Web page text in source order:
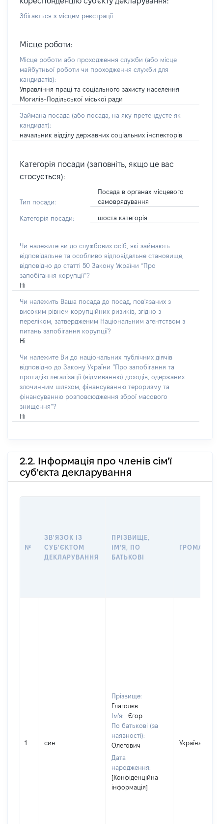
Збігається з місцем реєстрації
Місце роботи:
Місце роботи або проходження служби (або місце
майбутньої роботи чи проходження служби для
кандидатів):
Управління праці та соціального захисту населення
Могилів-Подільської міської ради
Займана посада (або посада, на яку претендуєте як
кандидат):
начальник відділу державних соціальних інспекторів
Категорія посади (заповніть, якщо це вас
стосується):
Тип посади:
Посада в органах місцевого
самоврядування
Категорія посади: шоста категорія
Чи належите ви до службових осіб, які займають
відповідальне та особливо відповідальне становище,
відповідно до статті 50 Закону України “Про
запобігання корупції”?
Ні
Чи належить Ваша посада до посад, пов'язаних з
високим рівнем корупційних ризиків, згідно з
переліком, затвердженим Національним агентством з
питань запобігання корупції?
Ні
Чи належите Ви до національних публічних діячів
відповідно до Закону України “Про запобігання та
протидію легалізації (відмиванню) доходів, одержаних
злочинним шляхом, фінансуванню тероризму та
фінансуванню розповсюдження зброї масового
знищення”?
Ні
2.2. Інформація про членів сім'ї
суб'єкта декларування
№
ЗВ'ЯЗОК ІЗ
СУБ'ЄКТОМ
ДЕКЛАРУВАННЯ
ПРІЗВИЩЕ,
ІМ'Я, ПО
БАТЬКОВІ
1 син
Прізвище:
Глаголєв
Ім'я:
Єгор
По батькові (за
наявності):
Олегович
Дата
народження:
[Конфіденційна
інформація]
Україна